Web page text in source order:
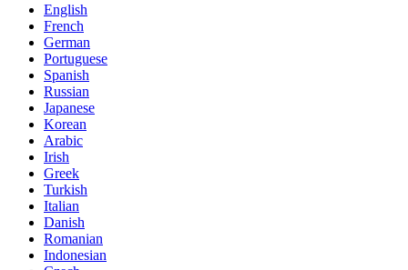
English
French
German
Portuguese
Spanish
Russian
Japanese
Korean
Arabic
Irish
Greek
Turkish
Italian
Danish
Romanian
Indonesian